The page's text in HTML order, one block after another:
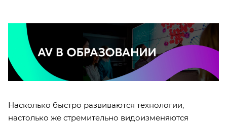
Насколько быстро развиваются технологии,
настолько же стремительно видоизменяются